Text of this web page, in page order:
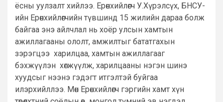
ёсны уулзалт хийлээ. Ерөнхийлөгч У.Хүрэлсүх, БНСУ-
ийн Ерөнхийлөгчийн түвшинд 15 жилийн дараа болж
байгаа энэ айлчлал нь хоёр улсын хамтын
ажиллагааны ололт, амжилтыг бататгахын
зэрэгцээ харилцаа, хамтын ажиллагааг
бэхжүүлэн хөгжүүлж, харилцааны нэгэн шинэ
хуудсыг нээнэ гэдэгт итгэлтэй буйгаа
илэрхийллээ. Мөн Ерөнхийлөгч гэргийн хамт хүн